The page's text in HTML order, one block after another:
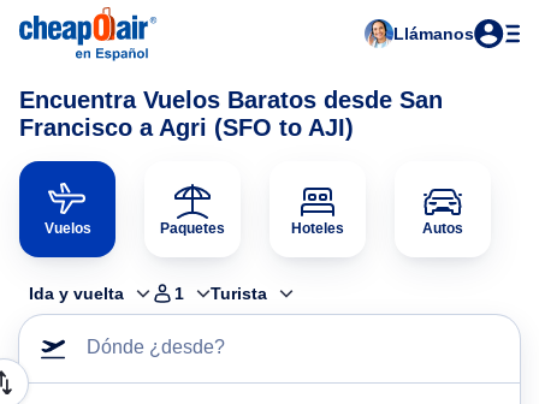
Llámanos
Encuentra Vuelos Baratos desde San
Francisco a Agri (SFO to AJI)
Vuelos Paquetes Hoteles Autos
Ida y vuelta 1 Turista
Dónde ¿desde?